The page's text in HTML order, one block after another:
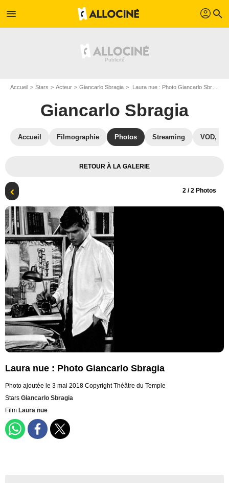
menu profil search
Accueil Stars Acteur Giancarlo Sbragia Laura nue : Photo Giancarlo Sbragia
Giancarlo Sbragia
Accueil Filmographie Photos Streaming VOD,
RETOUR À LA GALERIE
2 / 2 Photos
Laura nue : Photo Giancarlo Sbragia
Photo ajoutée le 3 mai 2018 Copyright Théâtre du Temple
Stars Giancarlo Sbragia
Film Laura nue